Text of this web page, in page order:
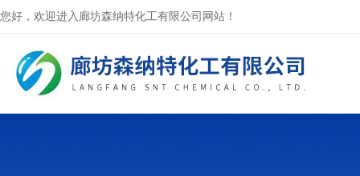
您好，欢迎进入廊坊森纳特化工有限公司网站！